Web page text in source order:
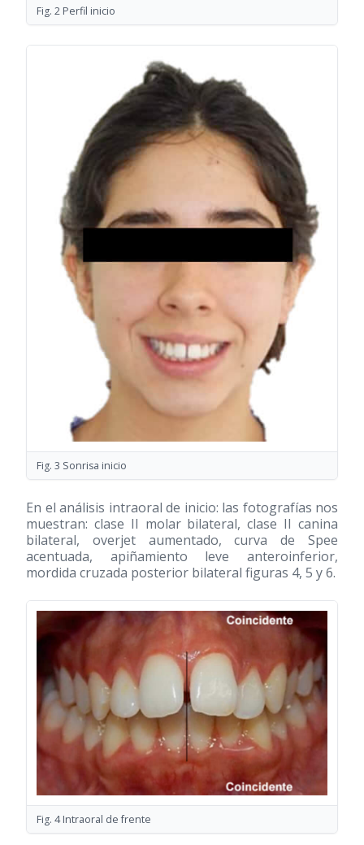
Fig. 2 Perfil inicio
Fig. 3 Sonrisa inicio
En el análisis intraoral de inicio: las fotografías nos
muestran: clase II molar bilateral, clase II canina
bilateral, overjet aumentado, curva de Spee
acentuada, apiñamiento leve anteroinferior,
mordida cruzada posterior bilateral figuras 4, 5 y 6.
Fig. 4 Intraoral de frente